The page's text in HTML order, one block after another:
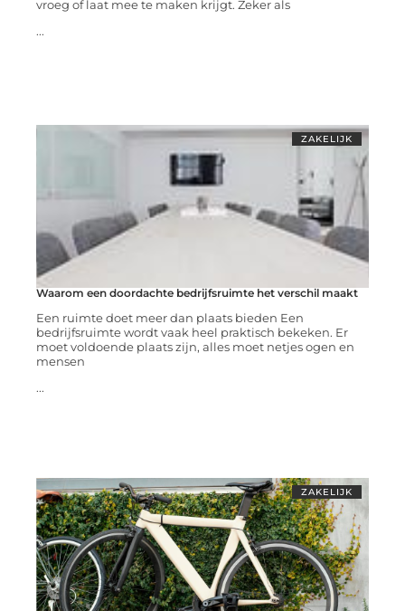
vroeg of laat mee te maken krijgt. Zeker als
...
ZAKELIJK
Waarom een doordachte bedrijfsruimte het verschil maakt
Een ruimte doet meer dan plaats bieden Een
bedrijfsruimte wordt vaak heel praktisch bekeken. Er
moet voldoende plaats zijn, alles moet netjes ogen en
mensen
...
ZAKELIJK